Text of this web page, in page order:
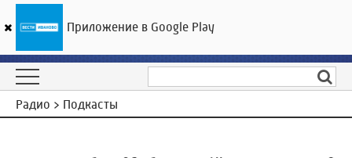
ГТРК «Ивтелерадио»
Радио > Подкасты
Приложение в Google Play